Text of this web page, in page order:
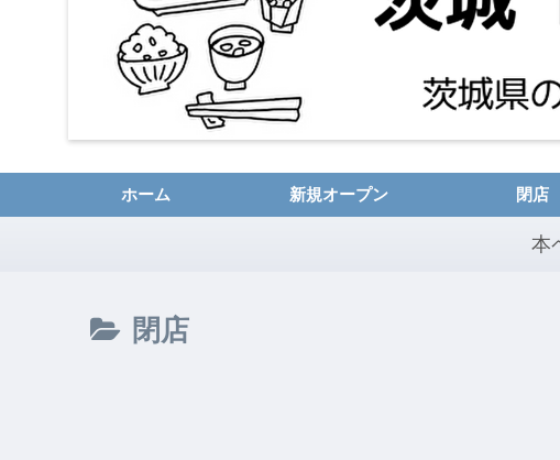
ホーム 新規オープン 閉店
本
閉店